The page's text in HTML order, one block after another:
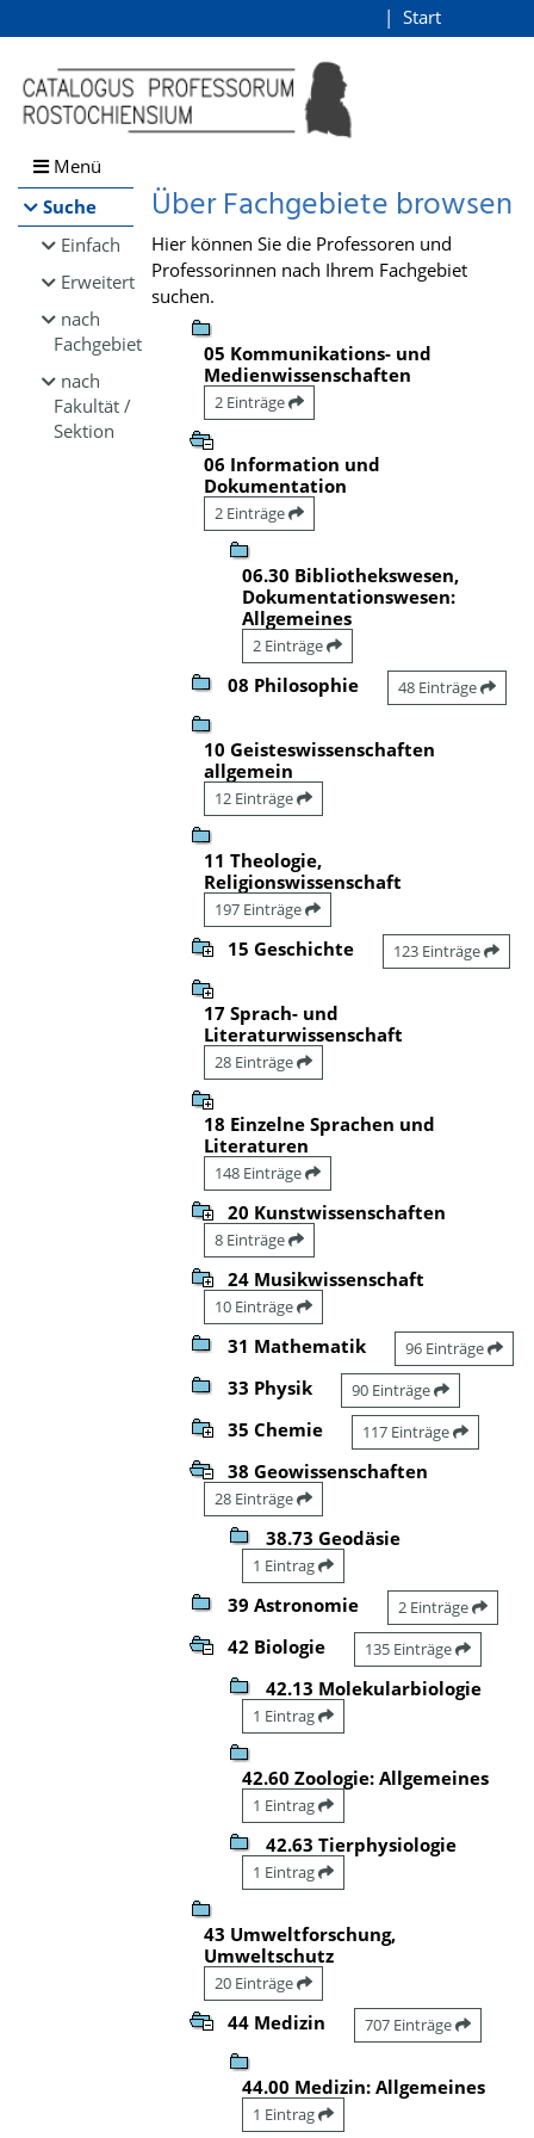
Browsen
direkt zum Inhalt
Start
Menü
Suche
Einfach
Erweitert
nach
Fachgebiet
nach
Fakultät /
Sektion
Über Fachgebiete browsen
Hier können Sie die Professoren und
Professorinnen nach Ihrem Fachgebiet
suchen.
05 Kommunikations- und
Medienwissenschaften
2 Einträge
06 Information und
Dokumentation
2 Einträge
06.30 Bibliothekswesen,
Dokumentationswesen:
Allgemeines
2 Einträge
08 Philosophie 48 Einträge
10 Geisteswissenschaften
allgemein
12 Einträge
11 Theologie,
Religionswissenschaft
197 Einträge
15 Geschichte 123 Einträge
17 Sprach- und
Literaturwissenschaft
28 Einträge
18 Einzelne Sprachen und
Literaturen
148 Einträge
20 Kunstwissenschaften
8 Einträge
24 Musikwissenschaft
10 Einträge
31 Mathematik 96 Einträge
33 Physik 90 Einträge
35 Chemie 117 Einträge
38 Geowissenschaften
28 Einträge
38.73 Geodäsie
1 Eintrag
39 Astronomie 2 Einträge
42 Biologie 135 Einträge
42.13 Molekularbiologie
1 Eintrag
42.60 Zoologie: Allgemeines
1 Eintrag
42.63 Tierphysiologie
1 Eintrag
43 Umweltforschung,
Umweltschutz
20 Einträge
44 Medizin 707 Einträge
44.00 Medizin: Allgemeines
1 Eintrag